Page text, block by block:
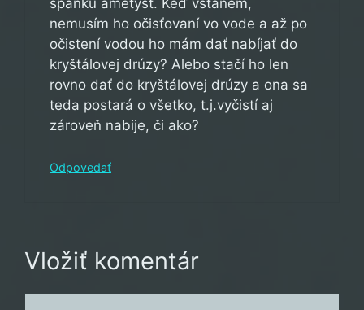
spánku ametyst. Keď vstanem,
nemusím ho očisťovaní vo vode a až po
očistení vodou ho mám dať nabíjať do
kryštálovej drúzy? Alebo stačí ho len
rovno dať do kryštálovej drúzy a ona sa
teda postará o všetko, t.j.vyčistí aj
zároveň nabije, či ako?
Odpovedať
Vložiť komentár